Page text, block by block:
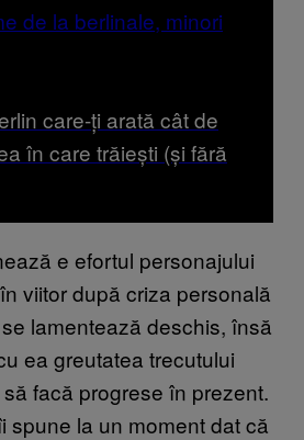
care-ți arată cât de
în care trăiești (și fără
e efortul personajului
viitor după criza personală
lamentează deschis, însă
ea greutatea trecutului
facă progrese în prezent.
spune la un moment dat că